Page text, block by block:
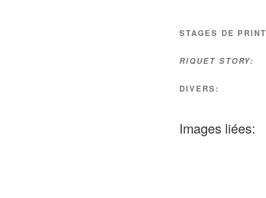
STAGES DE
RIQUET STORY:
DIVERS:
Images liées: